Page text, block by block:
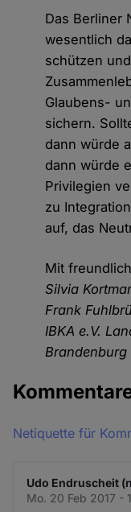
Das Berliner
wesentlich
schützen
Glaubens-
sichern.
dann würde
dann würde
Privilegien
zu
auf, das
Mit
Silvia
Frank
IBKA e.V.
Brandenburg
Netiquette für
Udo Endruscheit
Mo. 20 Feb 2017 -